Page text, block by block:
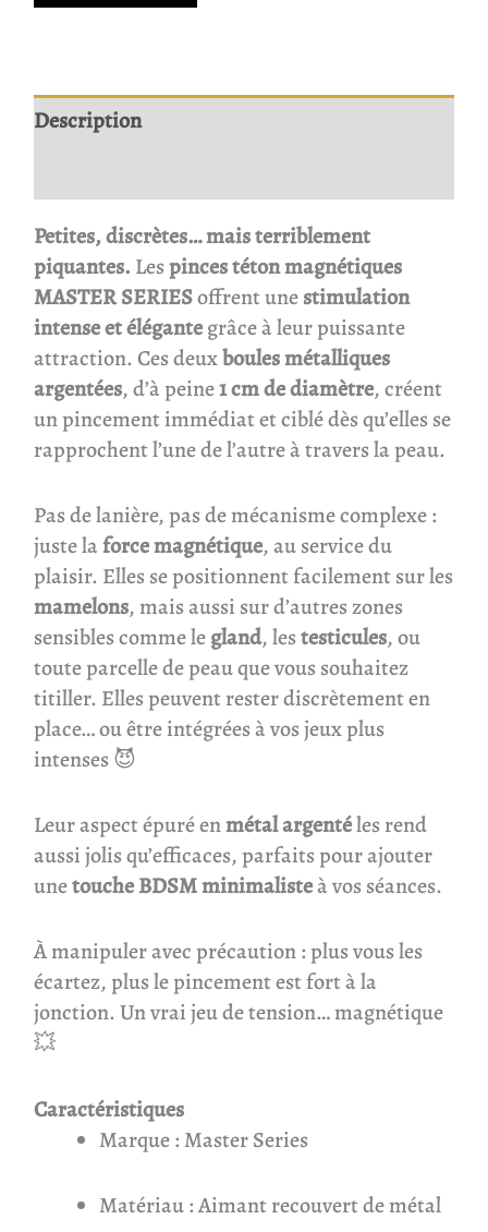
Description
Petites, discrètes… mais terriblement
piquantes. Lespinces téton magnétiques
MASTER SERIESoffrent unestimulation
intense et élégantegrâce à leur puissante
attraction. Ces deuxboules métalliques
argentées, d’à peine1 cm de diamètre, créent
un pincement immédiat et ciblé dès qu’elles se
rapprochent l’une de l’autre à travers la peau.
Pas de lanière, pas de mécanisme complexe :
juste laforce magnétique, au service du
plaisir. Elles se positionnent facilement sur les
mamelons, mais aussi sur d’autres zones
sensibles comme legland, lestesticules, ou
toute parcelle de peau que vous souhaitez
titiller. Elles peuvent rester discrètement en
place… ou être intégrées à vos jeux plus
intenses 😈
Leur aspect épuré enmétal argentéles rend
aussi jolis qu’efficaces, parfaits pour ajouter
unetouche BDSM minimalisteà vos séances.
À manipuler avec précaution : plus vous les
écartez, plus le pincement est fort à la
jonction. Un vrai jeu de tension… magnétique
💥
Caractéristiques
Marque : Master Series
Matériau : Aimant recouvert de métal